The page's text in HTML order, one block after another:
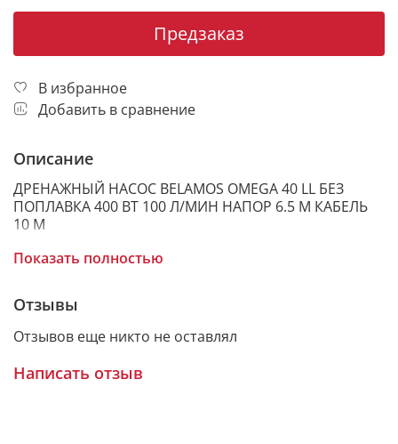
Предзаказ
В избранное
Добавить в сравнение
Описание
ДРЕНАЖНЫЙ НАСОС BELAMOS OMEGA 40 LL БЕЗ
ПОПЛАВКА 400 ВТ 100 Л/МИН НАПОР 6.5 М КАБЕЛЬ
10 М
Belamos Omega 40 LL — специализированное
удалить воду. В данной модели отсутствует
насос без поплавка, и контроль уровня жидкости
Показать полностью
Отзывы
Отзывов еще никто не оставлял
Написать отзыв